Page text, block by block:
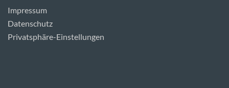
Impressum
Datenschutz
Privatsphäre-Einstellungen